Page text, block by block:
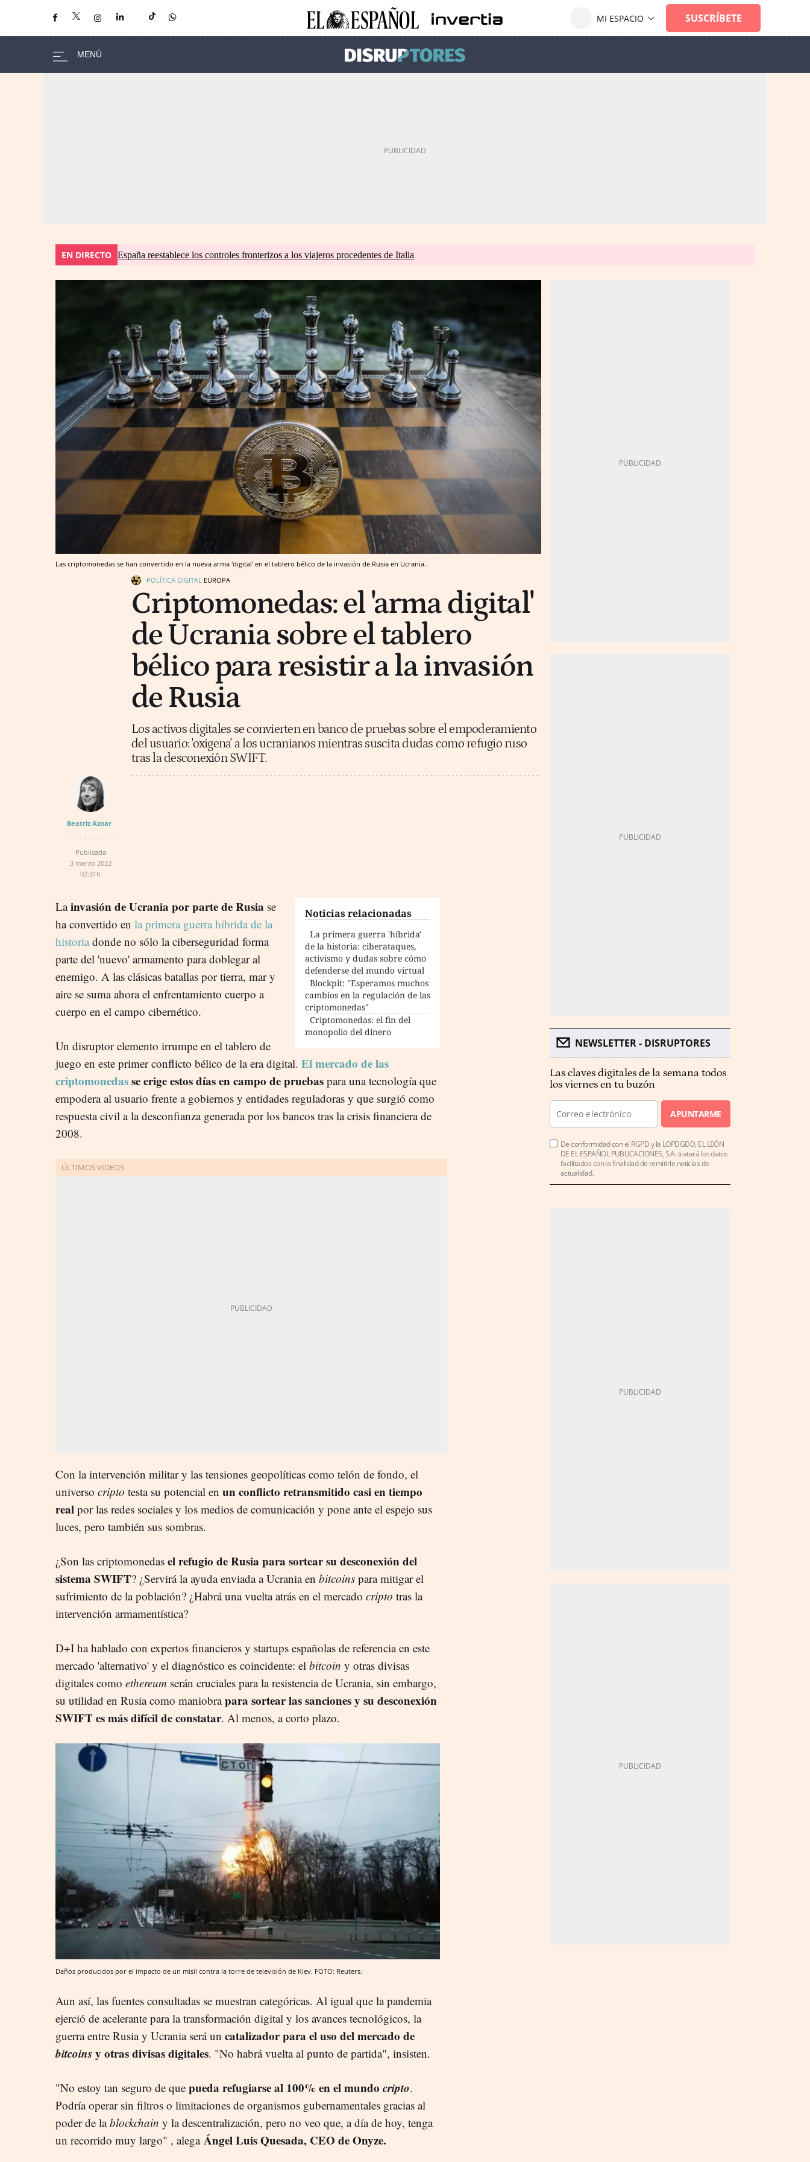
EN DIRECTO España reestablece los controles fronterizos a los viajeros procedentes de Italia
Las criptomonedas se han convertido en la nueva arma 'digital' en el tablero bélico de la invasión de Rusia en Ucrania..
POLÍTICA DIGITAL EUROPA
Criptomonedas: el 'arma digital'
de Ucrania sobre el tablero
bélico para resistir a la invasión
de Rusia
Los activos digitales se convierten en banco de pruebas sobre el empoderamiento
del usuario: 'oxigena' a los ucranianos mientras suscita dudas como refugio ruso
tras la desconexión SWIFT.
Beatriz Aznar
Publicada
3 marzo 2022
02:31h
Noticias relacionadas
La primera guerra 'híbrida'
de la historia: ciberataques,
activismo y dudas sobre cómo
defenderse del mundo virtual
Blockpit: "Esperamos muchos
cambios en la regulación de las
criptomonedas"
Criptomonedas: el fin del
monopolio del dinero
Lainvasión de Ucrania por parte de Rusia se
ha convertido en la primera guerra híbrida de la
historia donde no sólo la ciberseguridad forma
parte del 'nuevo' armamento para doblegar al
enemigo. A las clásicas batallas por tierra, mar y
aire se suma ahora el enfrentamiento cuerpo a
cuerpo en el campo cibernético.
Un disruptor elemento irrumpe en el tablero de
juego en este primer conflicto bélico de la era digital. El mercado de las
criptomonedasse erige estos días en campo de pruebas para una tecnología que
empodera al usuario frente a gobiernos y entidades reguladoras y que surgió como
respuesta civil a la desconfianza generada por los bancos tras la crisis financiera de
2008.
Con la intervención militar y las tensiones geopolíticas como telón de fondo, el
universo cripto testa su potencial en un conflicto retransmitido casi en tiempo
real por las redes sociales y los medios de comunicación y pone ante el espejo sus
luces, pero también sus sombras.
¿Son las criptomonedas el refugio de Rusia para sortear su desconexión del
sistema SWIFT? ¿Servirá la ayuda enviada a Ucrania en bitcoins para mitigar el
sufrimiento de la población? ¿Habrá una vuelta atrás en el mercado cripto tras la
intervención armamentística?
D+I ha hablado con expertos financieros y startups españolas de referencia en este
mercado 'alternativo' y el diagnóstico es coincidente: el bitcoin y otras divisas
digitales como ethereum serán cruciales para la resistencia de Ucrania, sin embargo,
su utilidad en Rusia como maniobrapara sortear las sanciones y su desconexión
SWIFT es más difícil de constatar. Al menos, a corto plazo.
Daños producidos por el impacto de un misil contra la torre de televisión de Kiev. FOTO: Reuters.
Aun así, las fuentes consultadas se muestran categóricas. Al igual que la pandemia
ejerció de acelerante para la transformación digital y los avances tecnológicos, la
guerra entre Rusia y Ucrania será un catalizador para el uso del mercado de
bitcoinsy otras divisas digitales. "No habrá vuelta al punto de partida", insisten.
"No estoy tan seguro de que pueda refugiarse al 100% en el mundo cripto.
Podría operar sin filtros o limitaciones de organismos gubernamentales gracias al
poder de lablockchain y la descentralización, pero no veo que, a día de hoy, tenga
un recorrido muy largo" , alega Ángel Luis Quesada, CEO de Onyze.
NEWSLETTER - DISRUPTORES
Las claves digitales de la semana todos
los viernes en tu buzón
APUNTARME
De conformidad con el RGPD y la LOPDGDD, EL LEÓN
DE EL ESPAÑOL PUBLICACIONES, S.A. tratará los datos
facilitados con la finalidad de remitirle noticias de
actualidad.